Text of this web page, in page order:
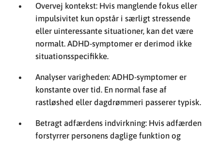
Overvej kontekst: Hvis manglende fokus eller
impulsivitet kun opstår i særligt stressende
eller uinteressante situationer, kan det være
normalt. ADHD-symptomer er derimod ikke
situationsspecifikke.
Analyser varigheden: ADHD-symptomer er
konstante over tid. En normal fase af
rastløshed eller dagdrømmeri passerer typisk.
Betragt adfærdens indvirkning: Hvis adfærden
forstyrrer personens daglige funktion og